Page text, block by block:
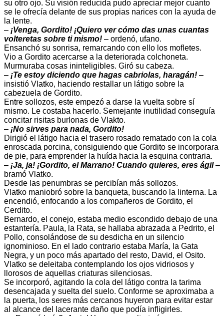
su otro ojo. Su visión reducida pudo apreciar mejor cuanto
se le ofrecía delante de sus propias narices con la ayuda de
la lente.
– ¡Venga, Gordito! ¡Quiero ver cómo das unas cuantas
volteretas sobre ti mismo! – ordenó, ufano.
Ensanchó su sonrisa, remarcando con ello los mofletes.
Vio a Gordito acercarse a la deteriorada colchoneta.
Murmuraba cosas ininteligibles. Giró su cabeza.
– ¡Te estoy diciendo que hagas cabriolas, haragán! –
insistió Vlatko, haciendo restallar un látigo sobre la
cabezuela de Gordito.
Entre sollozos, este empezó a darse la vuelta sobre sí
mismo. Le costaba hacerlo. Semejante inutilidad conseguía
concitar risitas burlonas de Vlakto.
– ¡No sirves para nada, Gordito!
Dirigió el látigo hacia el trasero rosado rematado con la cola
enroscada porcina, consiguiendo que Gordito se incorporara
de pie, para emprender la huída hacia la esquina contraria.
– ¡Ja, ja! ¡Gordito, el Marrano! Cuando quieres, eres ágil–
bramó Vlatko.
Desde las penumbras se percibían más sollozos.
Vlatko maniobró sobre la banqueta, buscando la linterna. La
encendió, enfocando a los compañeros de Gordito, el
Cerdito.
Bernardo, el conejo, estaba medio escondido debajo de una
estantería. Paula, la Rata, se hallaba abrazada a Pedrito, el
Pollo, consolándose de su desdicha en un silencio
ignominioso. En el lado contrario estaba María, la Gata
Negra, y un poco más apartado del resto, David, el Osito.
Vlatko se deleitaba contemplando los ojos vidriosos y
llorosos de aquellas criaturas silenciosas.
Se incorporó, agitando la cola del látigo contra la tarima
desencajada y suelta del suelo. Conforme se aproximaba a
la puerta, los seres más cercanos huyeron para evitar estar
al alcance del lacerante daño que podía infligirles.